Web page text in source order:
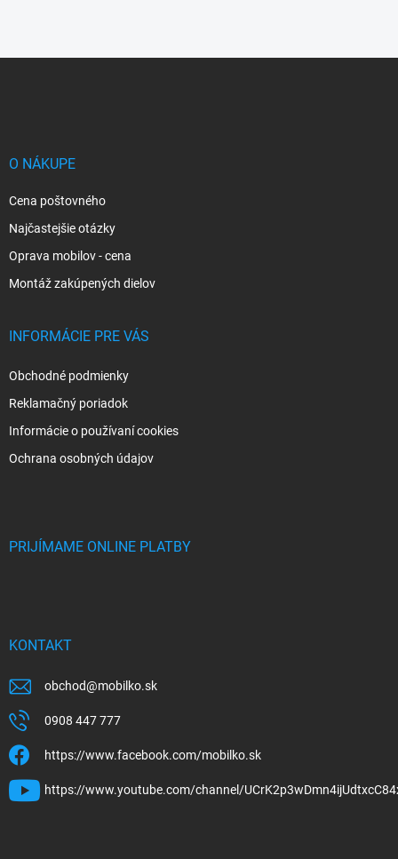
O NÁKUPE
Cena poštovného
Najčastejšie otázky
Oprava mobilov - cena
Montáž zakúpených dielov
INFORMÁCIE PRE VÁS
Obchodné podmienky
Reklamačný poriadok
Informácie o používaní cookies
Ochrana osobných údajov
PRIJÍMAME ONLINE PLATBY
KONTAKT
obchod@mobilko.sk
0908 447 777
https://www.facebook.com/mobilko.sk
https://www.youtube.com/channel/